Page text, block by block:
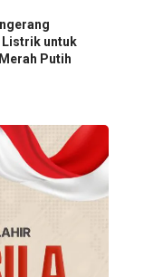
Listrik untuk
Putih